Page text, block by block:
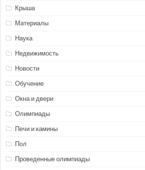
Крыша
Материалы
Наука
Недвижимость
Новости
Обучение
Окна и двери
Олимпиады
Печи и камины
Пол
Проведенные олимпиады